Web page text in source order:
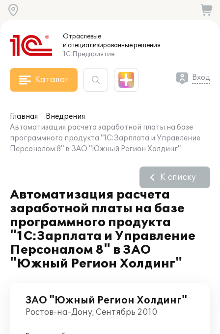
Отраслевые
и специализированныерешения
1С:Предприятие
Каталог Вход
Главная
Внедрения
Автоматизация расчета заработной платы на базе
программного продукта "1С:Зарплата и Управление
Персоналом 8" в ЗАО "Южный Регион Холдинг"
Автоматизация расчета
заработной платы на базе
программного продукта
"1С:Зарплата и Управление
Персоналом 8" в ЗАО
"Южный Регион Холдинг"
К списку
ЗАО "Южный Регион Холдинг"
Ростов-на-Дону, Сентябрь 2010